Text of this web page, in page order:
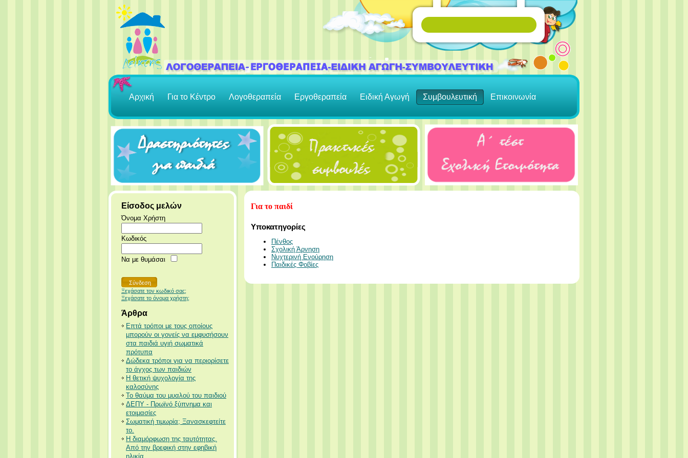
Αρχική Για το Κέντρο Λογοθεραπεία Εργοθεραπεία Ειδική Αγωγή Συμβουλευτική Επικοινωνία
Είσοδος μελών
Όνομα Χρήστη
Κωδικός
Να με θυμάσαι
Ξεχάσατε τον κωδικό σας;
Ξεχάσατε το όνομα χρήστη;
Άρθρα
Επτά τρόποι με τους οποίους
μπορούν οι γονείς να εμφυσήσουν
στα παιδιά υγιή σωματικά
πρότυπα
Δώδεκα τρόποι για να περιορίσετε
το άγχος των παιδιών
Η θετική ψυχολογία της
καλοσύνης
Το θαύμα του μυαλού του παιδιού
ΔΕΠΥ - Πρωϊνό ξύπνημα και
ετοιμασίες
Σωματική τιμωρία; Ξανασκεφτείτε
το.
Η διαμόρφωση της ταυτότητας.
Από την βρεφική στην εφηβική
ηλικία.
Για το παιδί
Υποκατηγορίες
Πένθος
Σχολική Άρνηση
Νυχτερινή Ενούρηση
Παιδικές Φοβίες